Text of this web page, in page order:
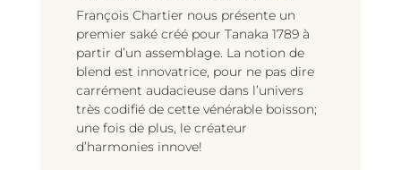
François Chartier nous présente un
premier saké créé pour Tanaka 1789 à
partir d’un assemblage. La notion de
blend est innovatrice, pour ne pas dire
carrément audacieuse dans l’univers
très codifié de cette vénérable boisson;
une fois de plus, le créateur
d’harmonies innove!